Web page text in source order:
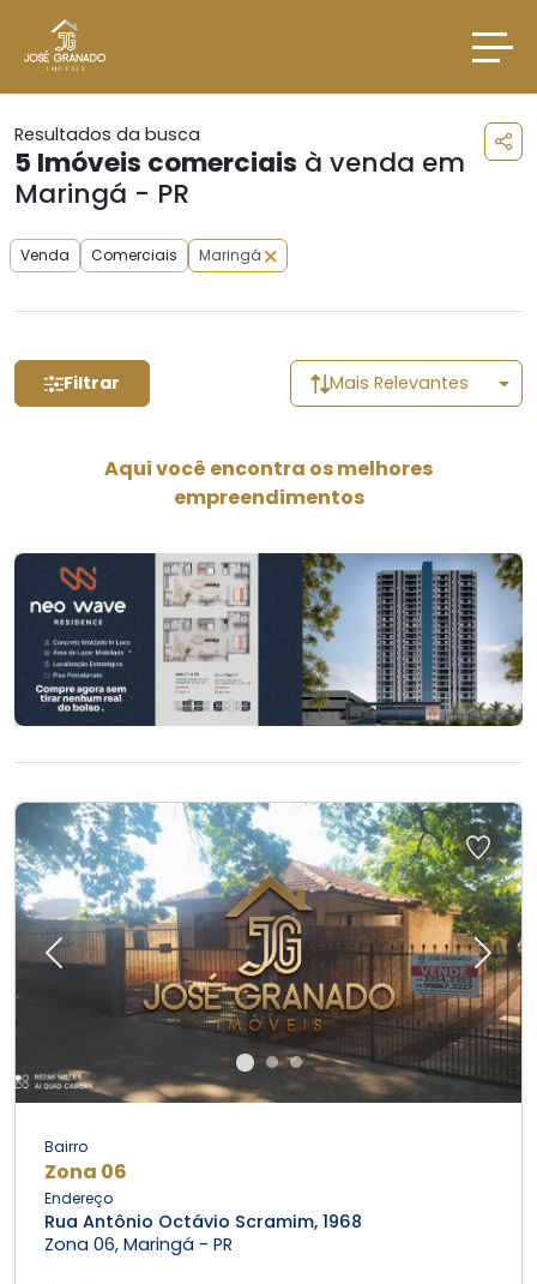
Resultados da busca
5 Imóveis comerciais à venda em
Maringá - PR
Venda Comerciais Maringá
Filtrar Mais Relevantes
Aqui você encontra os melhores
empreendimentos
Previous Next
Bairro
Zona 06
Endereço
Rua Antônio Octávio Scramim, 1968
Zona 06, Maringá - PR